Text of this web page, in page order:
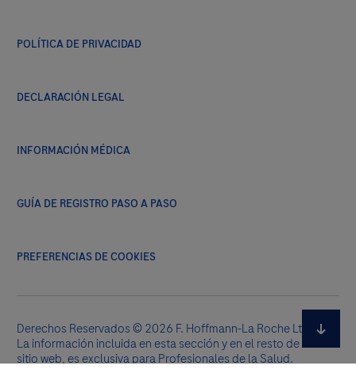
POLÍTICA DE PRIVACIDAD
DECLARACIÓN LEGAL
INFORMACIÓN MÉDICA
GUÍA DE REGISTRO PASO A PASO
PREFERENCIAS DE COOKIES
Derechos Reservados © 2026 F. Hoffmann-La Roche Ltd.
La información incluida en esta sección y en el resto de este
sitio web, es exclusiva para Profesionales de la Salud.